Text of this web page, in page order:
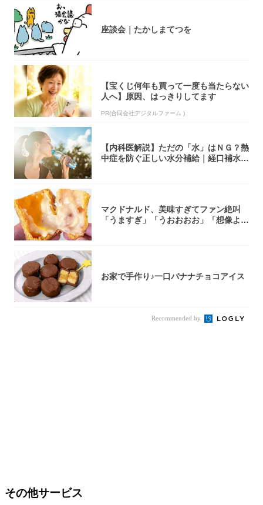
座談会｜たかしまてつを
【宝くじ何年も買って一度も当たらない
人へ】原因、はっきりしてます
PR(合同会社デジタルファーム )
【内科医解説】ただの「水」はＮＧ？熱
中症を防ぐ正しい水分補給｜経口補水
マクドナルド、美味すぎてファン絶叫
「うますぎ」「うおおおお」「想像より
お家で手作り♪一口バナナチョコアイス
Recommended by
その他サービス